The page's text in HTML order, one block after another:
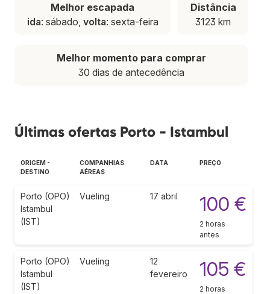
Melhor escapada
ida: sábado, volta: sexta-feira
Distância
3123 km
Melhor momento para comprar
30 dias de antecedência
Últimas ofertas Porto - Istambul
ORIGEM -
DESTINO
COMPANHIAS
AÉREAS
DATA PREÇO
Porto (OPO)
Istambul
(IST)
Vueling 17 abril 100 €
2 horas
antes
Porto (OPO)
Istambul
(IST)
Vueling
12
fevereiro
105 €
2 horas